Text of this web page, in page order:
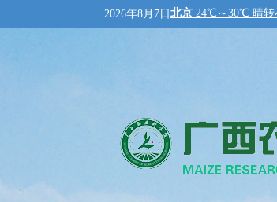
2026年8月7日